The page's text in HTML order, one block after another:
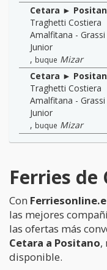
Cetara ►
Traghetti Costiera
Amalfitana - Grassi
Junior
, buque Mizar
Cetara ►
Traghetti Costiera
Amalfitana - Grassi
Junior
, buque Mizar
Ferries de
Con
las mejores
las ofertas más
Cetara a Positano,
disponible.